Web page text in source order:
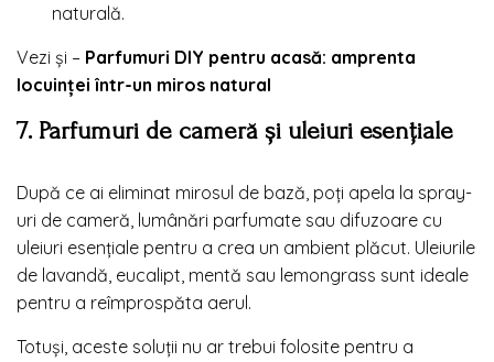
naturală.
Vezi și – Parfumuri DIY pentru acasă: amprenta
locuinței într-un miros natural
7. Parfumuri de cameră și uleiuri esențiale
După ce ai eliminat mirosul de bază, poți apela la spray-
uri de cameră, lumânări parfumate sau difuzoare cu
uleiuri esențiale pentru a crea un ambient plăcut. Uleiurile
de lavandă, eucalipt, mentă sau lemongrass sunt ideale
pentru a reîmprospăta aerul.
Totuși, aceste soluții nu ar trebui folosite pentru a